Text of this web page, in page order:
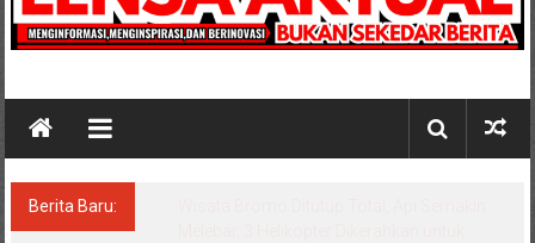
Berita Baru: